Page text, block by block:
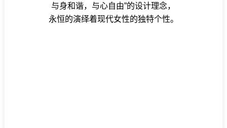
与身和谐，与心自由”的设计理念，
永恒的演绎着现代女性的独特个性。